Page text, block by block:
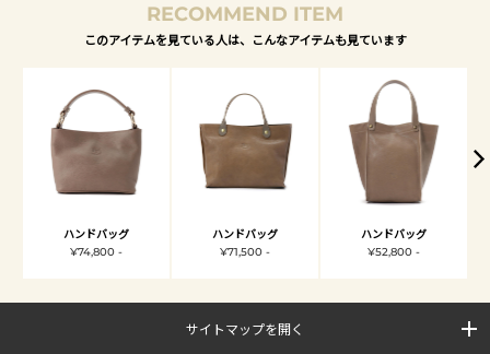
RECOMMEND ITEM
このアイテムを見ている人は、こんなアイテムも見ています
ハンドバッグ
¥74,800 -
ハンドバッグ
¥71,500 -
ハンドバッグ
¥52,800 -
サイトマップを開く